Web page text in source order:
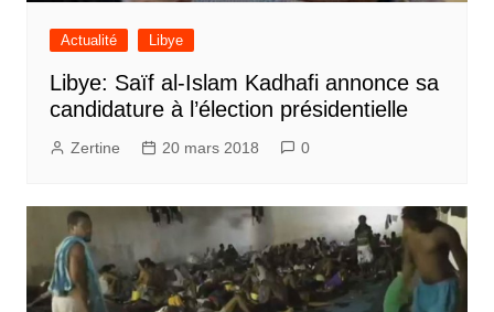
Actualité Libye
Libye: Saïf al-Islam Kadhafi annonce sa
candidature à l’élection présidentielle
Zertine 20 mars 2018 0